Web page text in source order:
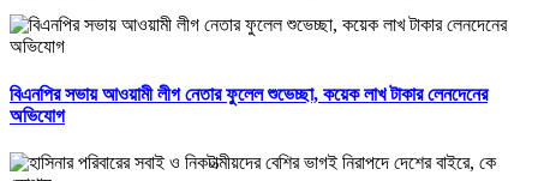
বিএনপির সভায় আওয়ামী লীগ নেতার ফুলেল শুভেচ্ছা, কয়েক লাখ টাকার লেনদেনের
অভিযোগ